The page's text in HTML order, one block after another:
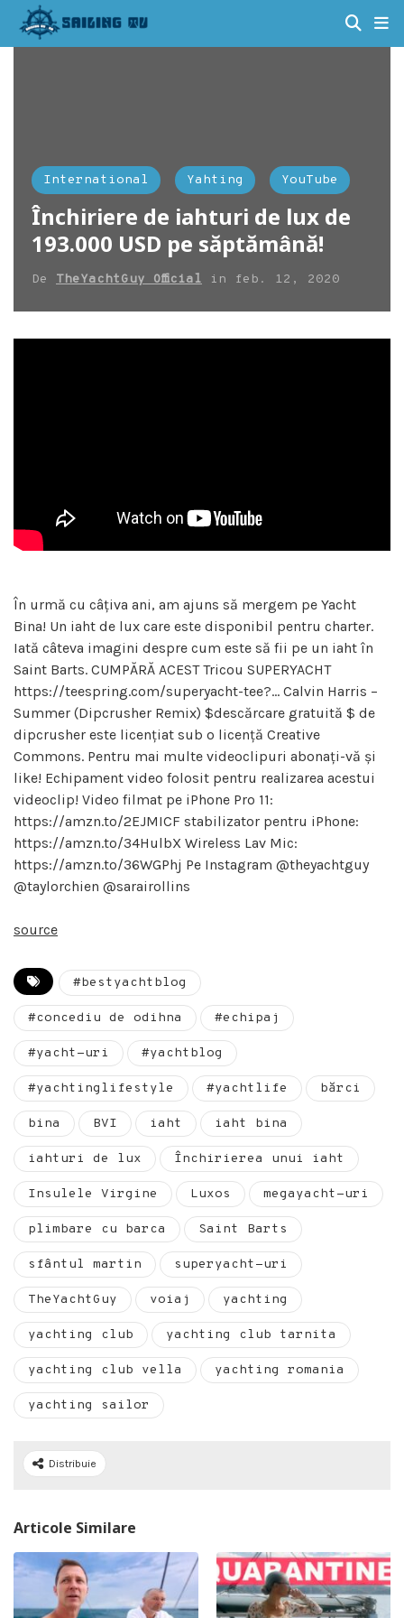
International Yahting YouTube
Închiriere de iahturi de lux de
193.000 USD pe săptămână!
De TheYachtGuy Official in feb. 12, 2020
În urmă cu câțiva ani, am ajuns să mergem pe Yacht
Bina! Un iaht de lux care este disponibil pentru charter.
Iată câteva imagini despre cum este să fii pe un iaht în
Saint Barts. CUMPĂRĂ ACEST Tricou SUPERYACHT
https://teespring.com/superyacht-tee?… Calvin Harris –
Summer (Dipcrusher Remix) $descărcare gratuită $ de
dipcrusher este licențiat sub o licență Creative
Commons. Pentru mai multe videoclipuri abonați-vă și
like! Echipament video folosit pentru realizarea acestui
videoclip! Video filmat pe iPhone Pro 11:
https://amzn.to/2EJMICF stabilizator pentru iPhone:
https://amzn.to/34HulbX Wireless Lav Mic:
https://amzn.to/36WGPhj Pe Instagram @theyachtguy
@taylorchien @sarairollins
source
#bestyachtblog
#concediu de odihna #echipaj
#yacht-uri #yachtblog
#yachtinglifestyle #yachtlife bărci
bina BVI iaht iaht bina
iahturi de lux Închirierea unui iaht
Insulele Virgine Luxos megayacht-uri
plimbare cu barca Saint Barts
sfântul martin superyacht-uri
TheYachtGuy voiaj yachting
yachting club yachting club tarnita
yachting club vella yachting romania
yachting sailor
Distribuie
Articole Similare